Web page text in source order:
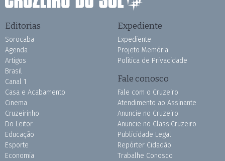
Editorias
Sorocaba
Agenda
Artigos
Brasil
Canal 1
Casa e Acabamento
Cinema
Cruzeirinho
Do Leitor
Educação
Esporte
Economia
Expediente
Expediente
Projeto Memória
Política de Privacidade
Fale conosco
Fale com o Cruzeiro
Atendimento ao Assinante
Anuncie no Cruzeiro
Anuncie no ClassiCruzeiro
Publicidade Legal
Repórter Cidadão
Trabalhe Conosco